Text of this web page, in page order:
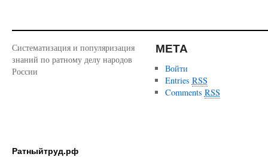
Систематизация и популяризация
знаний по ратному делу народов
России
МЕТА
Войти
Entries RSS
Comments RSS
Ратныйтруд.рф